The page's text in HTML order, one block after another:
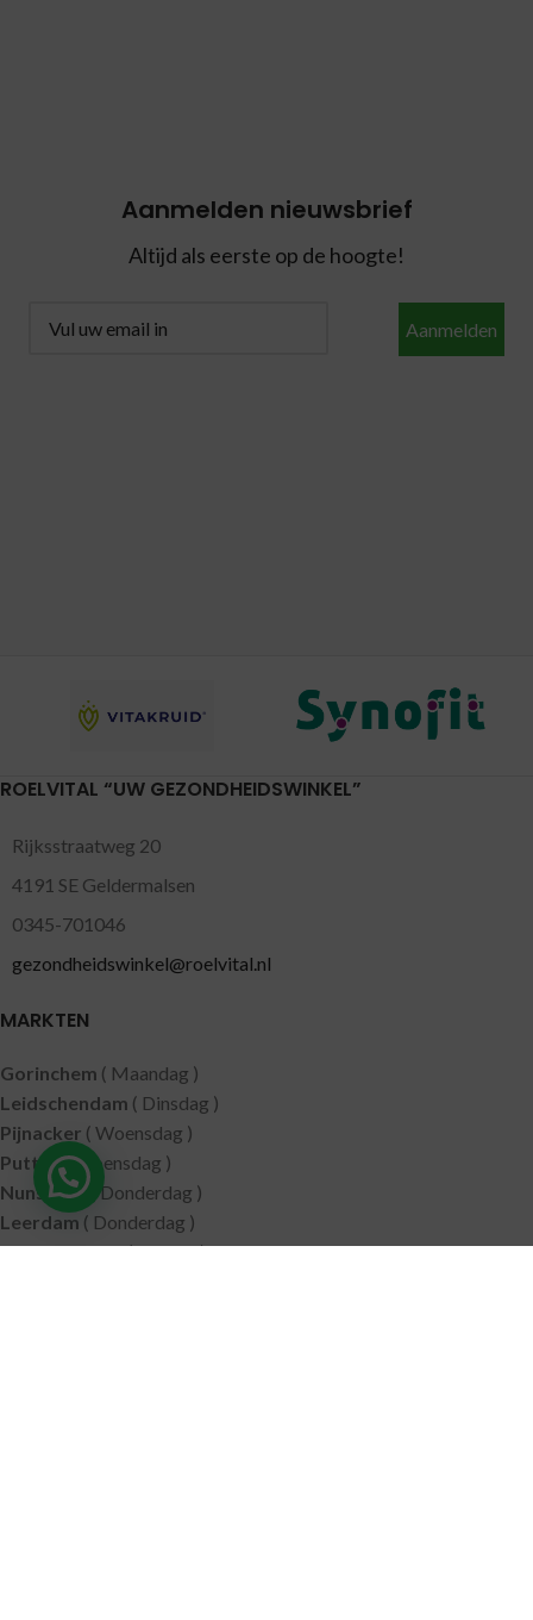
Aanmelden nieuwsbrief
Altijd als eerste op de hoogte!
Aanmelden
ROELVITAL “UW GEZONDHEIDSWINKEL”
Rijksstraatweg 20
4191 SE Geldermalsen
0345-701046
gezondheidswinkel@roelvital.nl
MARKTEN
Gorinchem ( Maandag )
Leidschendam ( Dinsdag )
Pijnacker ( Woensdag )
Putten( Woensdag )
Nunspeet( Donderdag )
Leerdam ( Donderdag )
Geldermalsen( Vrijdag )